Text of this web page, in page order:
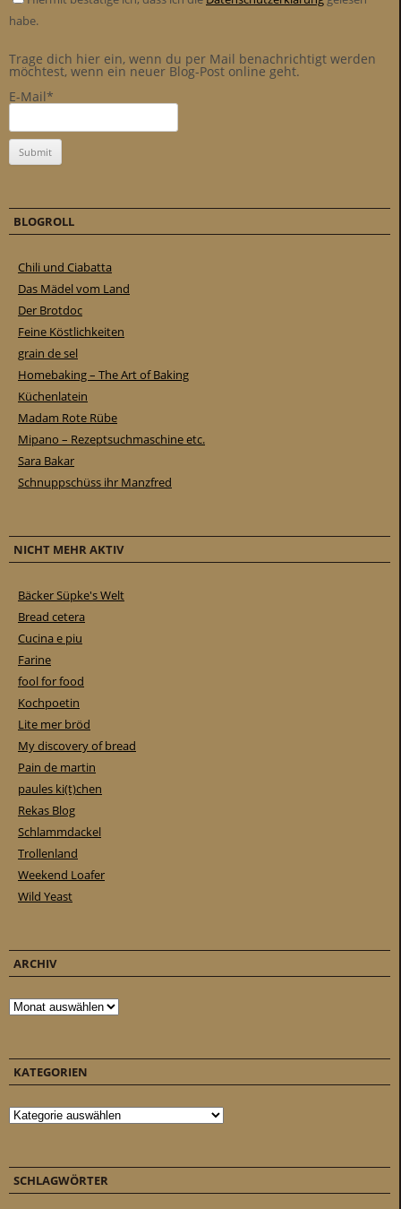
habe.
Trage dich hier ein, wenn du per Mail benachrichtigt werden
möchtest, wenn ein neuer Blog-Post online geht.
E-Mail*
BLOGROLL
Chili und Ciabatta
Das Mädel vom Land
Der Brotdoc
Feine Köstlichkeiten
grain de sel
Homebaking – The Art of Baking
Küchenlatein
Madam Rote Rübe
Mipano – Rezeptsuchmaschine etc.
Sara Bakar
Schnuppschüss ihr Manzfred
NICHT MEHR AKTIV
Bäcker Süpke's Welt
Bread cetera
Cucina e piu
Farine
fool for food
Kochpoetin
Lite mer bröd
My discovery of bread
Pain de martin
paules ki(t)chen
Rekas Blog
Schlammdackel
Trollenland
Weekend Loafer
Wild Yeast
ARCHIV
Archiv
KATEGORIEN
Kategorien
SCHLAGWÖRTER